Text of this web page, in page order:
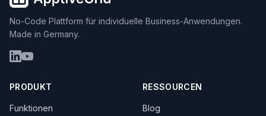
No-Code Plattform für individuelle Business-Anwendungen.
Made in Germany.
PRODUKT
Funktionen
RESSOURCEN
Blog